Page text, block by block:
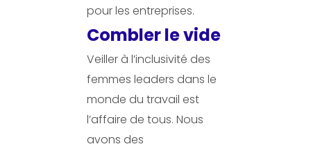
pour les entreprises.
Combler le vide
Veiller à l’inclusivité des
femmes leaders dans le
monde du travail est
l’affaire de tous. Nous
avons des